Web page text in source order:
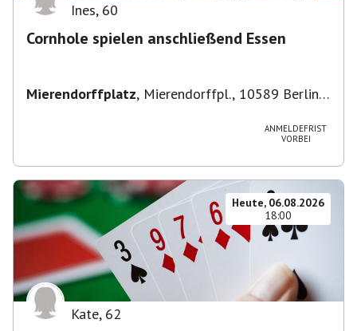
Ines, 60
Cornhole spielen anschließend Essen
Mierendorffplatz, Mierendorffpl., 10589 Berlin-
ANMELDEFRIST
VORBEI
Heute, 06.08.2026
18:00
Kate, 62